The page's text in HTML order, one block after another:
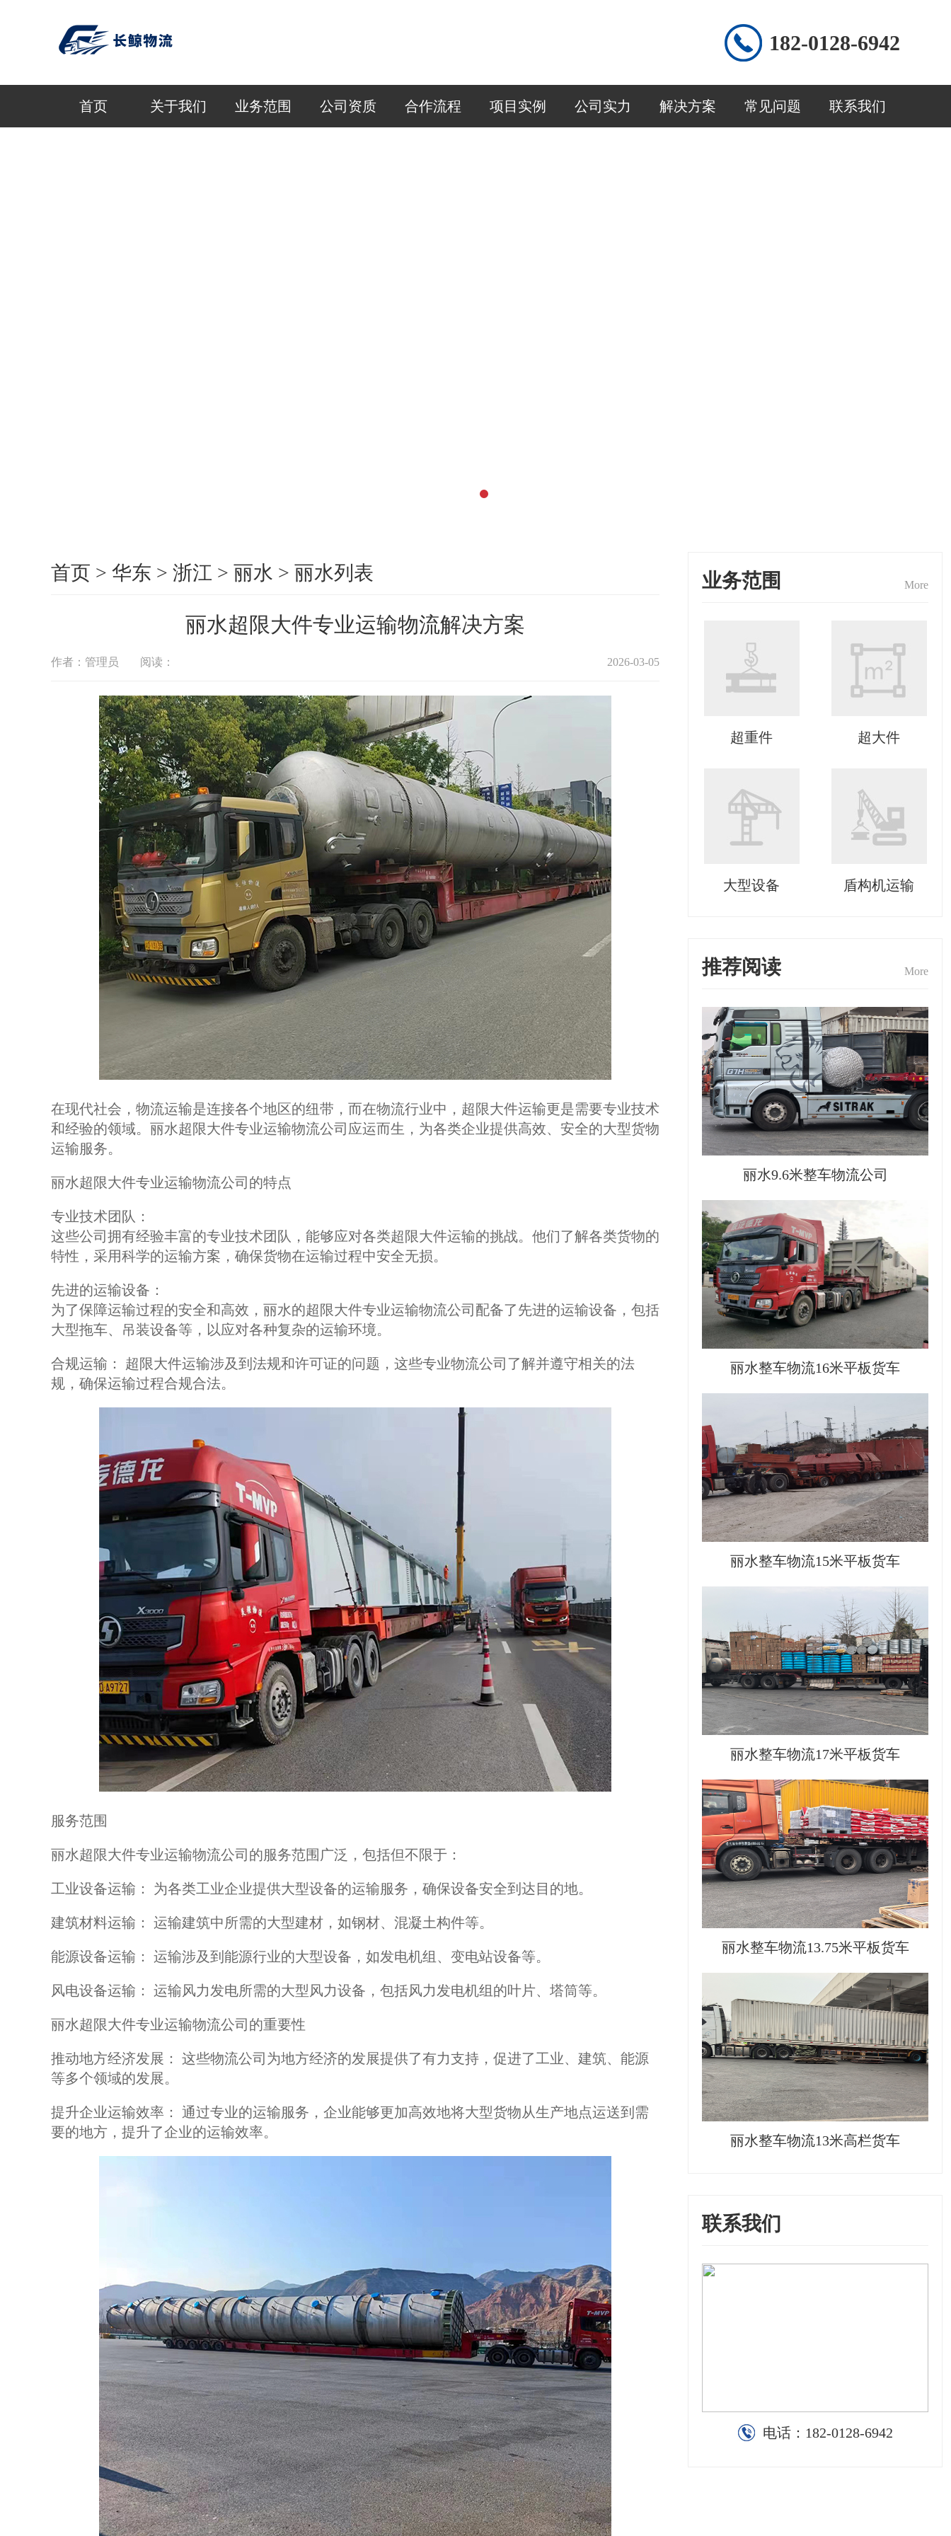
182-0128-6942
首页 关于我们 业务范围 公司资质 合作流程 项目实例 公司实力 解决方案 常见问题 联系我们
首页 > 华东 > 浙江 > 丽水 > 丽水列表
丽水超限大件专业运输物流解决方案
作者：管理员 阅读： 2026-03-05
在现代社会，物流运输是连接各个地区的纽带，而在物流行业中，超限大件运输更是需要专业技术
和经验的领域。丽水超限大件专业运输物流公司应运而生，为各类企业提供高效、安全的大型货物
运输服务。
丽水超限大件专业运输物流公司的特点
专业技术团队：
这些公司拥有经验丰富的专业技术团队，能够应对各类超限大件运输的挑战。他们了解各类货物的
特性，采用科学的运输方案，确保货物在运输过程中安全无损。
先进的运输设备：
为了保障运输过程的安全和高效，丽水的超限大件专业运输物流公司配备了先进的运输设备，包括
大型拖车、吊装设备等，以应对各种复杂的运输环境。
合规运输： 超限大件运输涉及到法规和许可证的问题，这些专业物流公司了解并遵守相关的法
规，确保运输过程合规合法。
服务范围
丽水超限大件专业运输物流公司的服务范围广泛，包括但不限于：
工业设备运输： 为各类工业企业提供大型设备的运输服务，确保设备安全到达目的地。
建筑材料运输： 运输建筑中所需的大型建材，如钢材、混凝土构件等。
能源设备运输： 运输涉及到能源行业的大型设备，如发电机组、变电站设备等。
风电设备运输： 运输风力发电所需的大型风力设备，包括风力发电机组的叶片、塔筒等。
丽水超限大件专业运输物流公司的重要性
推动地方经济发展： 这些物流公司为地方经济的发展提供了有力支持，促进了工业、建筑、能源
等多个领域的发展。
提升企业运输效率： 通过专业的运输服务，企业能够更加高效地将大型货物从生产地点运送到需
要的地方，提升了企业的运输效率。
业务范围 More
超重件 超大件
大型设备 盾构机运输
推荐阅读 More
丽水9.6米整车物流公司
丽水整车物流16米平板货车
丽水整车物流15米平板货车
丽水整车物流17米平板货车
丽水整车物流13.75米平板货车
丽水整车物流13米高栏货车
联系我们
电话： 182-0128-6942